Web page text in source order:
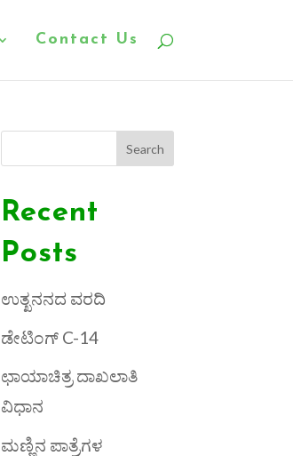
Contact Us
Search
Recent
Posts
ಉತ್ಖನನದ ವರದಿ
ಡೇಟಿಂಗ್ C-14
ಛಾಯಾಚಿತ್ರ ದಾಖಲಾತಿ
ವಿಧಾನ
ಮಣ್ಣಿನ ಪಾತ್ರೆಗಳ